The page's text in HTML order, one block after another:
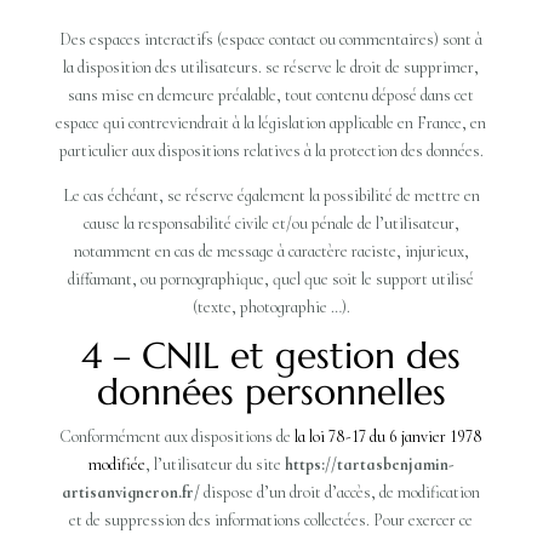
Des espaces interactifs (espace contact ou commentaires) sont à
la disposition des utilisateurs. se réserve le droit de supprimer,
sans mise en demeure préalable, tout contenu déposé dans cet
espace qui contreviendrait à la législation applicable en France, en
particulier aux dispositions relatives à la protection des données.
Le cas échéant, se réserve également la possibilité de mettre en
cause la responsabilité civile et/ou pénale de l’utilisateur,
notamment en cas de message à caractère raciste, injurieux,
diffamant, ou pornographique, quel que soit le support utilisé
(texte, photographie …).
4 – CNIL et gestion des
données personnelles
Conformément aux dispositions dela loi 78-17 du 6 janvier 1978
modifiée, l’utilisateur du site https://tartasbenjamin-
artisanvigneron.fr/dispose d’un droit d’accès, de modification
et de suppression des informations collectées. Pour exercer ce